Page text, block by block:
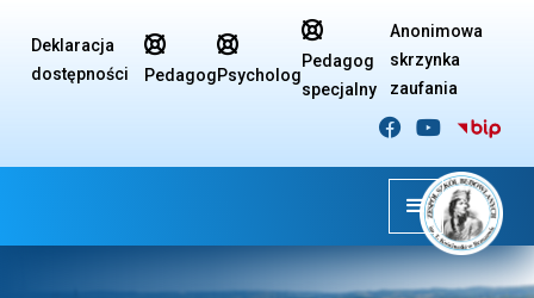
Deklaracja
dostępności

Pedagog

Psycholog

Pedagog
specjalny
Anonimowa
skrzynka
zaufania
 